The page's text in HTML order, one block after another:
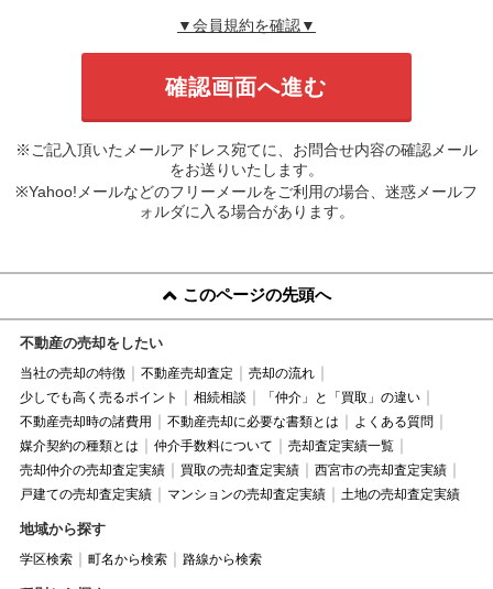
▼会員規約を確認▼
※ご記入頂いたメールアドレス宛てに、お問合せ内容の確認メール
をお送りいたします。
※Yahoo!メールなどのフリーメールをご利用の場合、迷惑メールフ
ォルダに入る場合があります。
このページの先頭へ
不動産の売却をしたい
当社の売却の特徴 不動産売却査定
売却の流れ
少しでも高く売るポイント
相続相談
「仲介」と「買取」の違い
不動産売却時の諸費用
不動産売却に必要な書類とは
よくある質問
媒介契約の種類とは
仲介手数料について
売却査定実績一覧
売却仲介の売却査定実績
買取の売却査定実績
西宮市の売却査定実績
戸建ての売却査定実績
マンションの売却査定実績 土地の売却査定実績
地域から探す
学区検索 町名から検索 路線から検索